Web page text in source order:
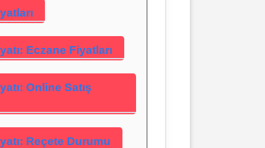
Eczane Fiyatları
Online Satış
Reçete Durumu